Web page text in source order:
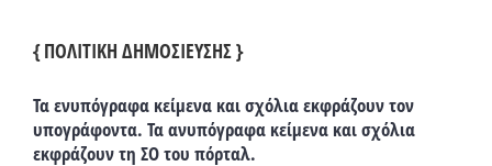
{ ΠΟΛΙΤΙΚΗ ΔΗΜΟΣΙΕΥΣΗΣ }
Τα ενυπόγραφα κείμενα και σχόλια εκφράζουν τον
υπογράφοντα. Τα ανυπόγραφα κείμενα και σχόλια
εκφράζουν τη ΣΟ του πόρταλ.